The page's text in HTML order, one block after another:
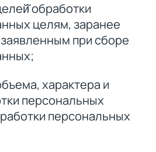
обработки
целям, заранее
при сборе
характера и
персональных
персональных